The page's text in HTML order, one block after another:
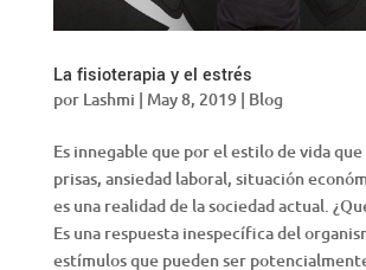
La fisioterapia y el estrés
por Lashmi | May 8, 2019| Blog
Es innegable que por el estilo de vida
prisas, ansiedad laboral, situación
es una realidad de la sociedad actual.
Es una respuesta inespecífica del
estímulos que pueden ser